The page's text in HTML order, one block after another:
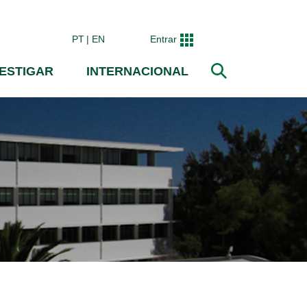
PT EN Entrar
INTERNACIONAL